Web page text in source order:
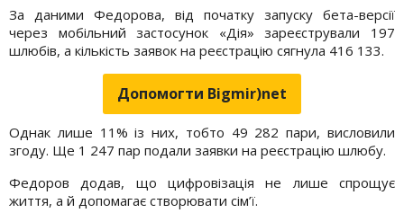
За даними Федорова, від початку запуску бета-версії
через мобільний застосунок «Дія» зареєстрували 197
шлюбів, а кількість заявок на реєстрацію сягнула 416 133.
Допомогти Bigmir)net
Однак лише 11% із них, тобто 49 282 пари, висловили
згоду. Ще 1 247 пар подали заявки на реєстрацію шлюбу.
Федоров додав, що цифровізація не лише спрощує
життя, а й допомагає створювати сім’ї.